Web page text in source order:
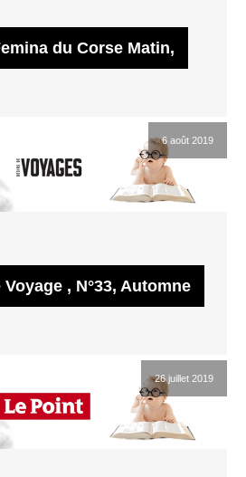
du Corse Matin,
6 août 2019
, N°33, Automne
26 juillet 2019